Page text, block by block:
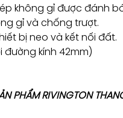
không gỉ được đánh
gỉ và chống trượt.
bị neo và kết nối đất.
kính 42mm)
PHẨM RIVINGTON